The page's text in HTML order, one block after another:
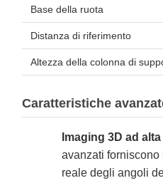
Base della ruota
Distanza di riferimento
Altezza della colonna di
Caratteristiche
Imaging 3D ad
avanzati
reale degli angoli